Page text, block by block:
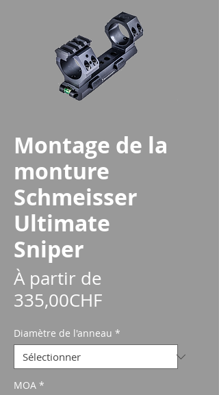
Montage de la
monture
Schmeisser
Ultimate
Sniper
À partir de
335,00CHFPrix
Diamètre de l'anneau *
MOA *